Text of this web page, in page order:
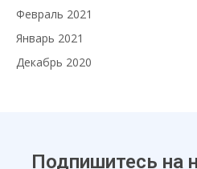
Февраль 2021
Январь 2021
Декабрь 2020
Подпишитесь на